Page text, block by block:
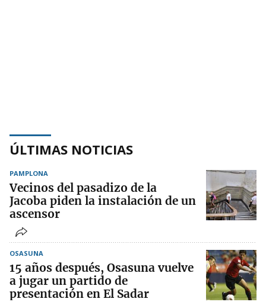
ÚLTIMAS NOTICIAS
PAMPLONA
Vecinos del pasadizo de la
Jacoba piden la instalación de un
ascensor
OSASUNA
15 años después, Osasuna vuelve
a jugar un partido de
presentación en El Sadar